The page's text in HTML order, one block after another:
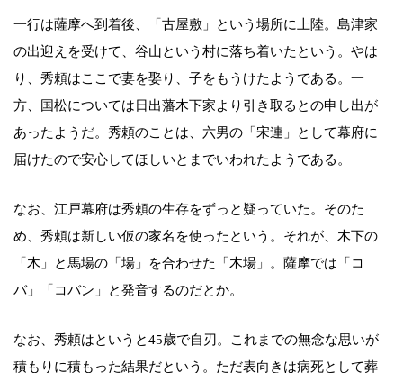
一行は薩摩へ到着後、「古屋敷」という場所に上陸。島津家
の出迎えを受けて、谷山という村に落ち着いたという。やは
り、秀頼はここで妻を娶り、子をもうけたようである。一
方、国松については日出藩木下家より引き取るとの申し出が
あったようだ。秀頼のことは、六男の「宋連」として幕府に
届けたので安心してほしいとまでいわれたようである。
なお、江戸幕府は秀頼の生存をずっと疑っていた。そのた
め、秀頼は新しい仮の家名を使ったという。それが、木下の
「木」と馬場の「場」を合わせた「木場」。薩摩では「コ
バ」「コバン」と発音するのだとか。
なお、秀頼はというと45歳で自刃。これまでの無念な思いが
積もりに積もった結果だという。ただ表向きは病死として葬